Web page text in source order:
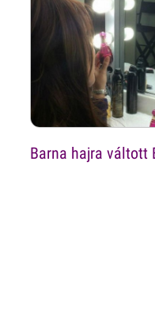
Barna hajra váltott